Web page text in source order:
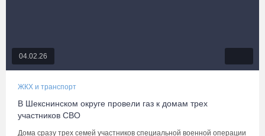
04.02.26
ЖКХ и транспорт
В Шекснинском округе провели газ к домам трех
участников СВО
Дома сразу трех семей участников специальной военной операции